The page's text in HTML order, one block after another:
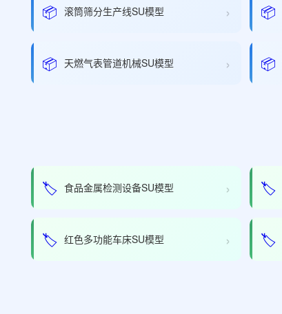
📦 滚筒筛分生产线SU模型 › 📦
📦 天燃气表管道机械SU模型 › 📦
🏷️ 食品金属检测设备SU模型 › 🏷️
🏷️ 红色多功能车床SU模型 › 🏷️